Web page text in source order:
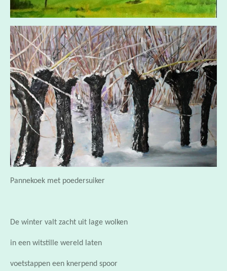
Pannekoek met poedersuiker
in een witstille wereld laten
voetstappen een knerpend spoor
word ik weer een dromend kind